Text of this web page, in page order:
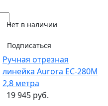
Нет в наличии
Подписаться
Ручная отрезная
линейка Aurora EC-280M
2,8 метра
19 945 руб.